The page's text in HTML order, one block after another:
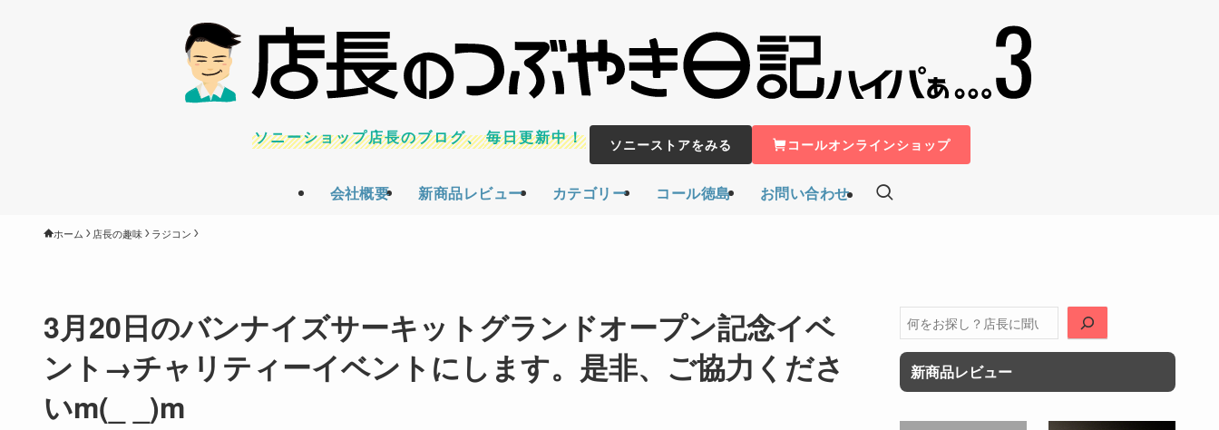
会社概要 新商品レビュー カテゴリー コール徳島 お問い合わせ
ソニーショップ店長のブログ、毎日更新中！ ソニーストアをみる コールオンラインショップ
ホーム 店長の趣味 ラジコン
3月20日のバンナイズサーキットグランドオープン記念イベ
ント→チャリティーイベントにします。是非、ご協力くださ
いm(_ _)m
検
索
新商品レビュー